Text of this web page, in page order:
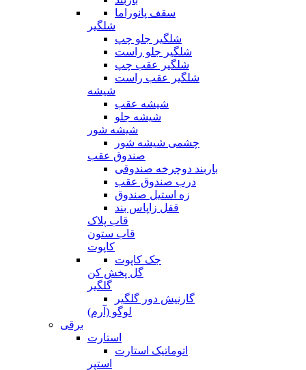
سقف پانوراما
شلگیر
شلگیر جلو چپ
شلگیر جلو راست
شلگیر عقب چپ
شلگیر عقب راست
شیشه
شیشه عقب
شیشه جلو
شیشه شور
چشمی شیشه شور
صندوق عقب
باربند دوچرخه صندوقی
درب صندوق عقب
زه استیل صندوق
قفل زاپاس بند
قاب پلاک
قاب ستون
کاپوت
جک کاپوت
گل پخش کن
گلگیر
گارنیش دور گلگیر
لوگو (آرم)
برقی
استارت
اتوماتیک استارت
استپر